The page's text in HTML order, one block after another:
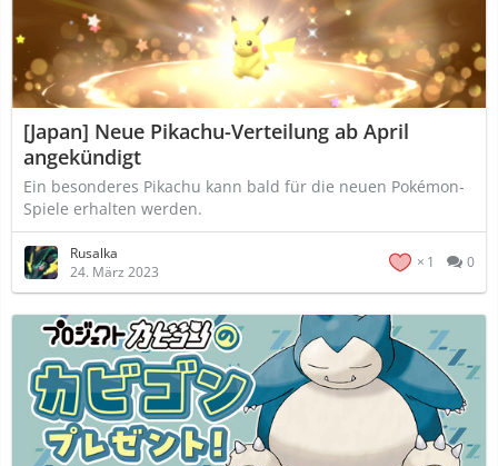
[Japan] Neue Pikachu-Verteilung ab April
angekündigt
Ein besonderes Pikachu kann bald für die neuen Pokémon-
Spiele erhalten werden.
Rusalka
24. März 2023
1 0